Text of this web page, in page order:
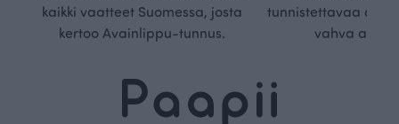
kaikki vaatteet Suomessa, josta
kertoo Avainlippu-tunnus.
tunnistettavaa
vahva